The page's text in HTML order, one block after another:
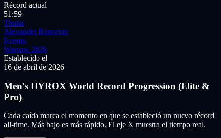
Récord actual
51:59
Titular
Alexander Roncevic
Evento
Warsaw 2026
Establecido el
16 de abril de 2026
Men's HYROX World Record Progression (Elite &
Pro)
Cada caída marca el momento en que se estableció un nuevo récord
all-time. Más bajo es más rápido. El eje X muestra el tiempo real.